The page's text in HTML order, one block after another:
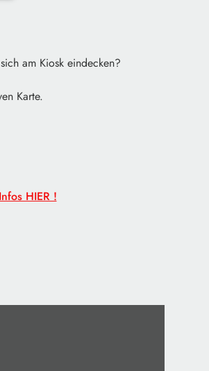
am Kiosk eindecken?
Karte.
HIER !